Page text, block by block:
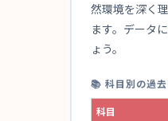
然環境を深く
ます。データ
ょう。
📚 科目別の過
科目